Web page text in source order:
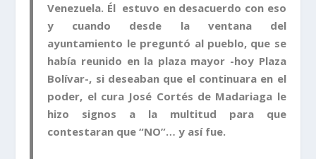
Venezuela. Él estuvo en desacuerdo con eso
y cuando desde la ventana del
ayuntamiento le preguntó al pueblo, que se
había reunido en la plaza mayor -hoy Plaza
Bolívar-, si deseaban que el continuara en el
poder, el cura José Cortés de Madariaga le
hizo signos a la multitud para que
contestaran que “NO”… y así fue.